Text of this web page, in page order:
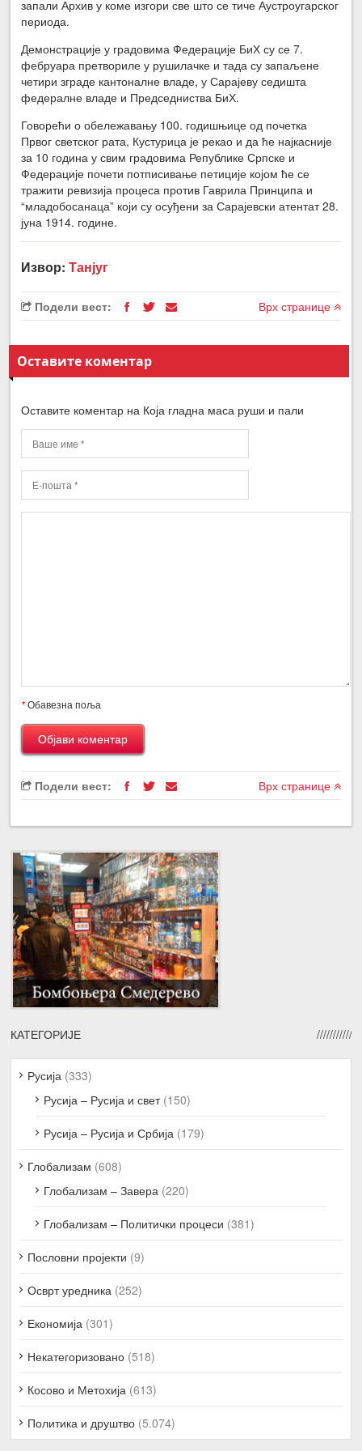
запали Архив у коме изгори све што се тиче Аустроугарског
периода.
Демонстрације у градовима Федерације БиХ су се 7.
фебруара претвориле у рушилачке и тада су запаљене
четири зграде кантоналне владе, у Сарајеву седишта
федералне владе и Председниства БиХ.
Говорећи о обележавању 100. годишњице од почетка
Првог светског рата, Кустурица је рекао и да ће најкасније
за 10 година у свим градовима Републике Српске и
Федерације почети потписивање петиције којом ће се
тражити ревизија процеса против Гаврила Принципа и
“младобосанаца” који су осуђени за Сарајевски атентат 28.
јуна 1914. године.
Извор:Танјуг
Подели вест: Врх странице
Оставите коментар
Оставите коментар на Која гладна маса руши и пали
*Обавезна поља
Подели вест: Врх странице
КАТЕГОРИЈЕ
Русија (333)
Русија – Русија и свет(150)
Русија – Русија и Србија (179)
Глобализам (608)
Глобализам – Завера (220)
Глобализам – Политички процеси (381)
Пословни пројекти (9)
Осврт уредника (252)
Економија (301)
Некатегоризовано (518)
Косово и Метохија (613)
Политика и друштво (5.074)